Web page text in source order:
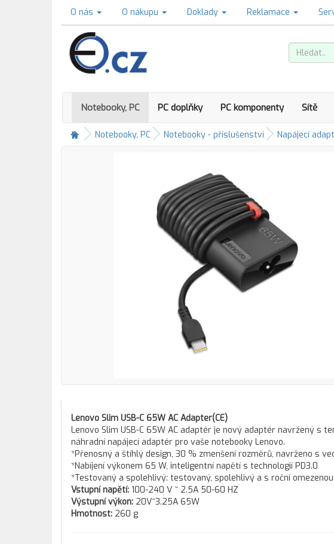
O nás O nákupu Doklady Reklamace
Notebooky, PC PC doplňky PC komponenty Sítě
Notebooky, PC Notebooky - příslušenství Napájecí
Lenovo Slim USB-C 65W AC Adapter(CE)
Lenovo Slim USB-C 65W AC adaptér je nový adaptér navržený s
náhradní napájecí adaptér pro vaše notebooky Lenovo.
*Přenosný a štíhlý design, 30 % zmenšení rozměrů, navrženo s
*Nabíjení výkonem 65 W, inteligentní napětí s technologií PD3.0
*Testovaný a spolehlivý: testovaný, spolehlivý a s roční
Vstupní napětí: 100-240 V ~ 2.5A 50-60 HZ
Výstupní výkon: 20V~3.25A 65W
Hmotnost: 260 g